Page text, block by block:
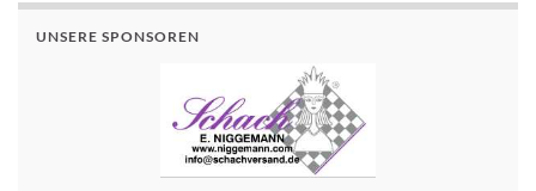
UNSERE SPONSOREN